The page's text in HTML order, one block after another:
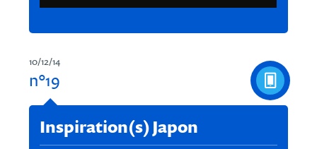
10/12/14
n°19
Inspiration(s) Japon